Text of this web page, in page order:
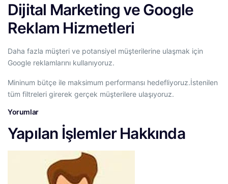
Dijital Marketing ve Google
Reklam Hizmetleri
Daha fazla müşteri ve potansiyel müşterilerine ulaşmak için
Google reklamlarını kullanıyoruz.
Mininum bütçe ile maksimum performansı hedefliyoruz.İstenilen
tüm filtreleri girerek gerçek müşterilere ulaşıyoruz.
Yorumlar
Yapılan İşlemler Hakkında